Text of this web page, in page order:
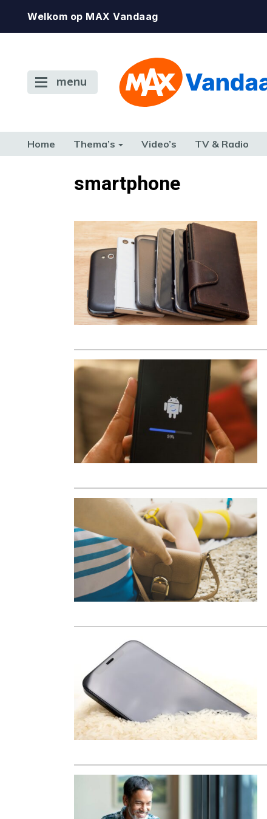
Welkom op MAX Vandaag
menu
Home Thema’s Video’s TV & Radio
TERUG NAAR TOENsmartphone